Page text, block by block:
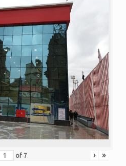
of 7 › »